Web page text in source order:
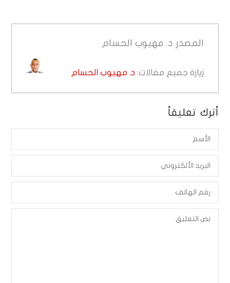
المصدر د. مهيوب الحسام
زيارة جميع مقالات: د. مهيوب الحسام
أترك تعليقاً